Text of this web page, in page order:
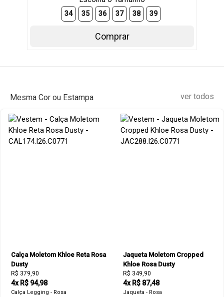
34 35 36 37 38 39
Comprar
Mesma Cor ou Estampa ver todos
Calça Moletom Khloe Reta Rosa
Dusty
R$ 379,90
4x R$ 94,98
Calça Legging - Rosa
Jaqueta Moletom Cropped
Khloe Rosa Dusty
R$ 349,90
4x R$ 87,48
Jaqueta - Rosa